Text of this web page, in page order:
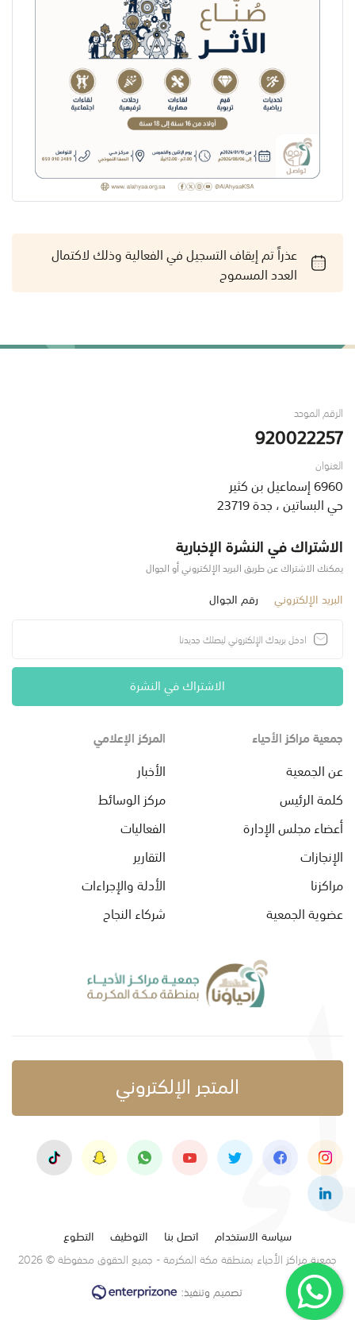
عذراً تم إيقاف التسجيل في الفعالية وذلك لاكتمال
العدد المسموح
الرقم الموحد
920022257
العنوان
6960 إسماعيل بن كثير
حي البساتين ، جدة 23719
الاشتراك في النشرة الإخبارية
يمكنك الاشتراك عن طريق البريد الإلكتروني أو الجوال
البريد الإلكتروني رقم الجوال
الاشتراك في النشرة
جمعية مراكز الأحياء
عن الجمعية
كلمة الرئيس
أعضاء مجلس الإدارة
الإنجازات
مراكزنا
عضوية الجمعية
المركز الإعلامي
الأخبار
مركز الوسائط
الفعاليات
التقارير
الأدلة والإجراءات
شركاء النجاح
المتجر الإلكتروني
سياسة الاستخدام اتصل بنا التوظيف
التطوع
جمعية مراكز الأحياء بمنطقة مكة المكرمة - جميع الحقوق محفوظة © 2026
تصميم وتنفيذ: